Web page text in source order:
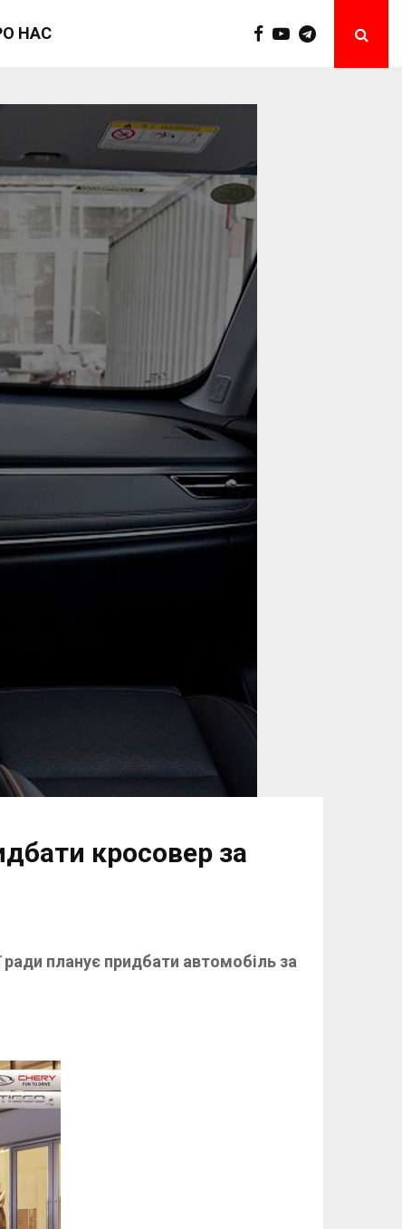
НАС
кросовер за
ради планує придбати автомобіль за